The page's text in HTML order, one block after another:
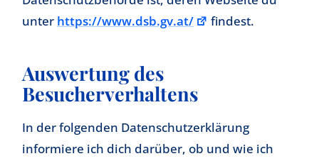
unter https://www.dsb.gv.at/ findest.
Auswertung des
Besucherverhaltens
In der folgenden Datenschutzerklärung
informiere ich dich darüber, ob und wie ich